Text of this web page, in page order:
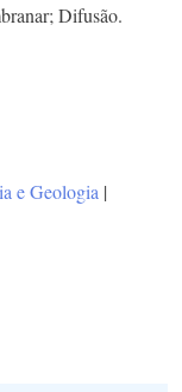
Difusão.​
e Geologia |